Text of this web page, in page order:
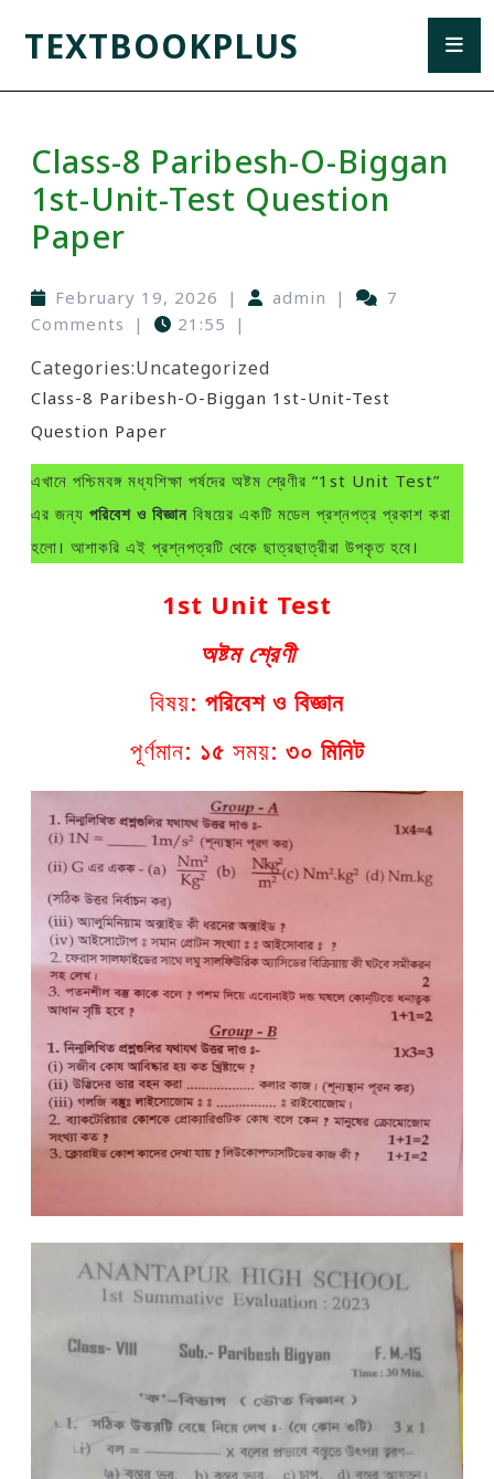
TEXTBOOKPLUS
Class-8 Paribesh-O-Biggan
1st-Unit-Test Question
Paper
February 19, 2026 | admin |
7
Comments
| 21:55 |
Categories:Uncategorized
Class-8 Paribesh-O-Biggan 1st-Unit-Test
Question Paper
এখানে পশ্চিমবঙ্গ মধ্যশিক্ষা পর্ষদের অষ্টম শ্রেণীর “1st Unit Test”
এর জন্য পরিবেশ ও বিজ্ঞান বিষয়ের একটি মডেল প্রশ্নপত্র প্রকাশ করা
হলো। আশাকরি এই প্রশ্নপত্রটি থেকে ছাত্রছাত্রীরা উপকৃত হবে।
1st Unit Test
অষ্টম শ্রেণী
বিষয়: পরিবেশ ও বিজ্ঞান
পূর্ণমান: ১৫ সময়: ৩০ মিনিট